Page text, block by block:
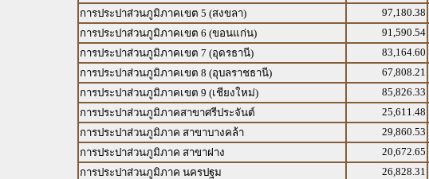
การประปาส่วนภูมิภาคเขต 5 (สงขลา)
97,180.38
การประปาส่วนภูมิภาคเขต 6 (ขอนแก่น)
91,590.54
การประปาส่วนภูมิภาคเขต 7 (อุดรธานี)
83,164.60
การประปาส่วนภูมิภาคเขต 8 (อุบลราชธานี)
67,808.21
การประปาส่วนภูมิภาคเขต 9 (เชียงใหม่)
85,826.33
การประปาส่วนภูมิภาคสาขาศรีประจันต์
25,611.48
การประปาส่วนภูมิภาค สาขาบางคล้า
29,860.53
การประปาส่วนภูมิภาค สาขาฝาง
20,672.65
การประปาส่วนภูมิภาค นครปฐม
26,828.31